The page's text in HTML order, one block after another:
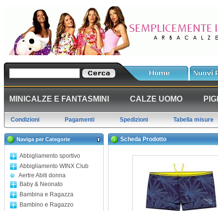
MINICALZE E FANTASMINI CALZE UOMO
Condizioni Pagamenti Spedizioni Tabella misure
Naviga per Categorie
Abbigliamento sportivo
Abbigliamento WINX Club
Aertre Abiti donna
Baby & Neonato
Bambina e Ragazza
Bambino e Ragazzo
Scheda Prodotto